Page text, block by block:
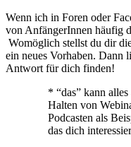
Wenn ich in Foren oder
von AnfängerInnen häufig
Womöglich stellst du dir
ein neues Vorhaben. Dann
Antwort für dich finden!
* “das” kann
Halten von
Podcasten als
das dich